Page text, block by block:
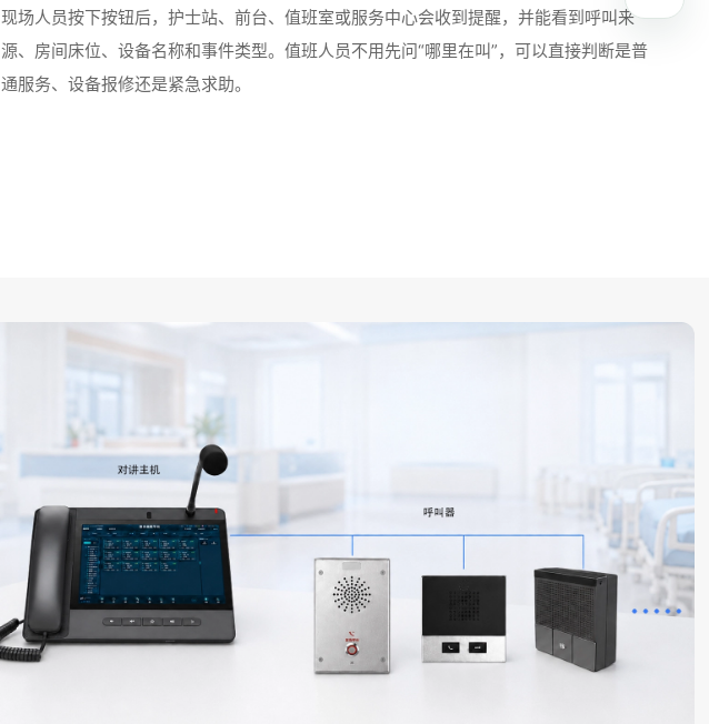
现场人员按下按钮后，护士站、前台、值班室或服务中心会收到提醒，并能看到呼叫来
源、房间床位、设备名称和事件类型。值班人员不用先问“哪里在叫”，可以直接判断是普
通服务、设备报修还是紧急求助。